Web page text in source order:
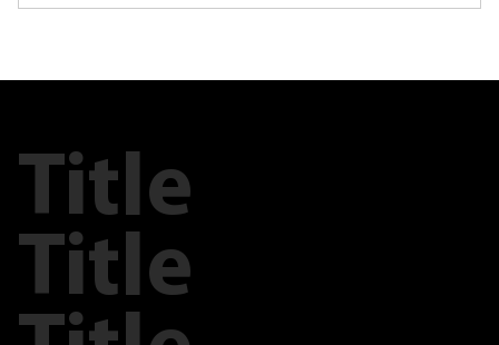
Title
Title